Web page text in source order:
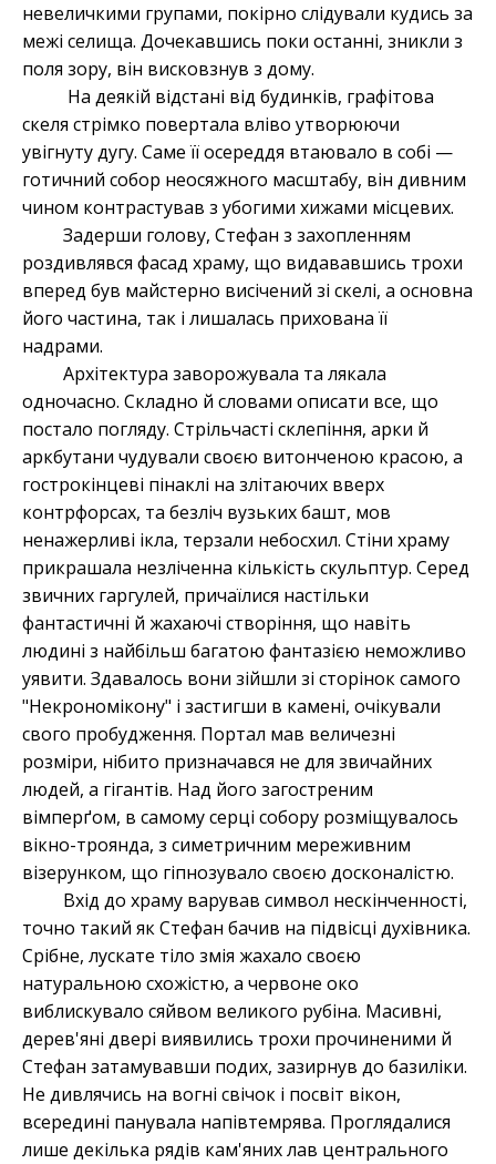
невеличкими групами, покірно слідували кудись за
межі селища. Дочекавшись поки останні, зникли з
поля зору, він висковзнув з дому.
На деякій відстані від будинків, графітова
скеля стрімко повертала вліво утворюючи
увігнуту дугу. Саме її осереддя втаювало в собі —
готичний собор неосяжного масштабу, він дивним
чином контрастував з убогими хижами місцевих.
Задерши голову, Стефан з захопленням
роздивлявся фасад храму, що видававшись трохи
вперед був майстерно висічений зі скелі, а основна
його частина, так і лишалась прихована її
надрами.
Архітектура заворожувала та лякала
одночасно. Складно й словами описати все, що
постало погляду. Стрільчасті склепіння, арки й
аркбутани чудували своєю витонченою красою, а
гострокінцеві пінаклі на злітаючих вверх
контрфорсах, та безліч вузьких башт, мов
ненажерливі ікла, терзали небосхил. Стіни храму
прикрашала незліченна кількість скульптур. Серед
звичних гаргулей, причаїлися настільки
фантастичні й жахаючі створіння, що навіть
людині з найбільш багатою фантазією неможливо
уявити. Здавалось вони зійшли зі сторінок самого
"Некрономікону" і застигши в камені, очікували
свого пробудження. Портал мав величезні
розміри, нібито призначався не для звичайних
людей, а гігантів. Над його загостреним
вімперґом, в самому серці собору розміщувалось
вікно-троянда, з симетричним мереживним
візерунком, що гіпнозувало своєю досконалістю.
Вхід до храму варував символ нескінченності,
точно такий як Стефан бачив на підвісці духівника.
Срібне, лускате тіло змія жахало своєю
натуральною схожістю, а червоне око
виблискувало сяйвом великого рубіна. Масивні,
дерев'яні двері виявились трохи прочиненими й
Стефан затамувавши подих, зазирнув до базиліки.
Не дивлячись на вогні свічок і посвіт вікон,
всередині панувала напівтемрява. Проглядалися
лише декілька рядів кам'яних лав центрального